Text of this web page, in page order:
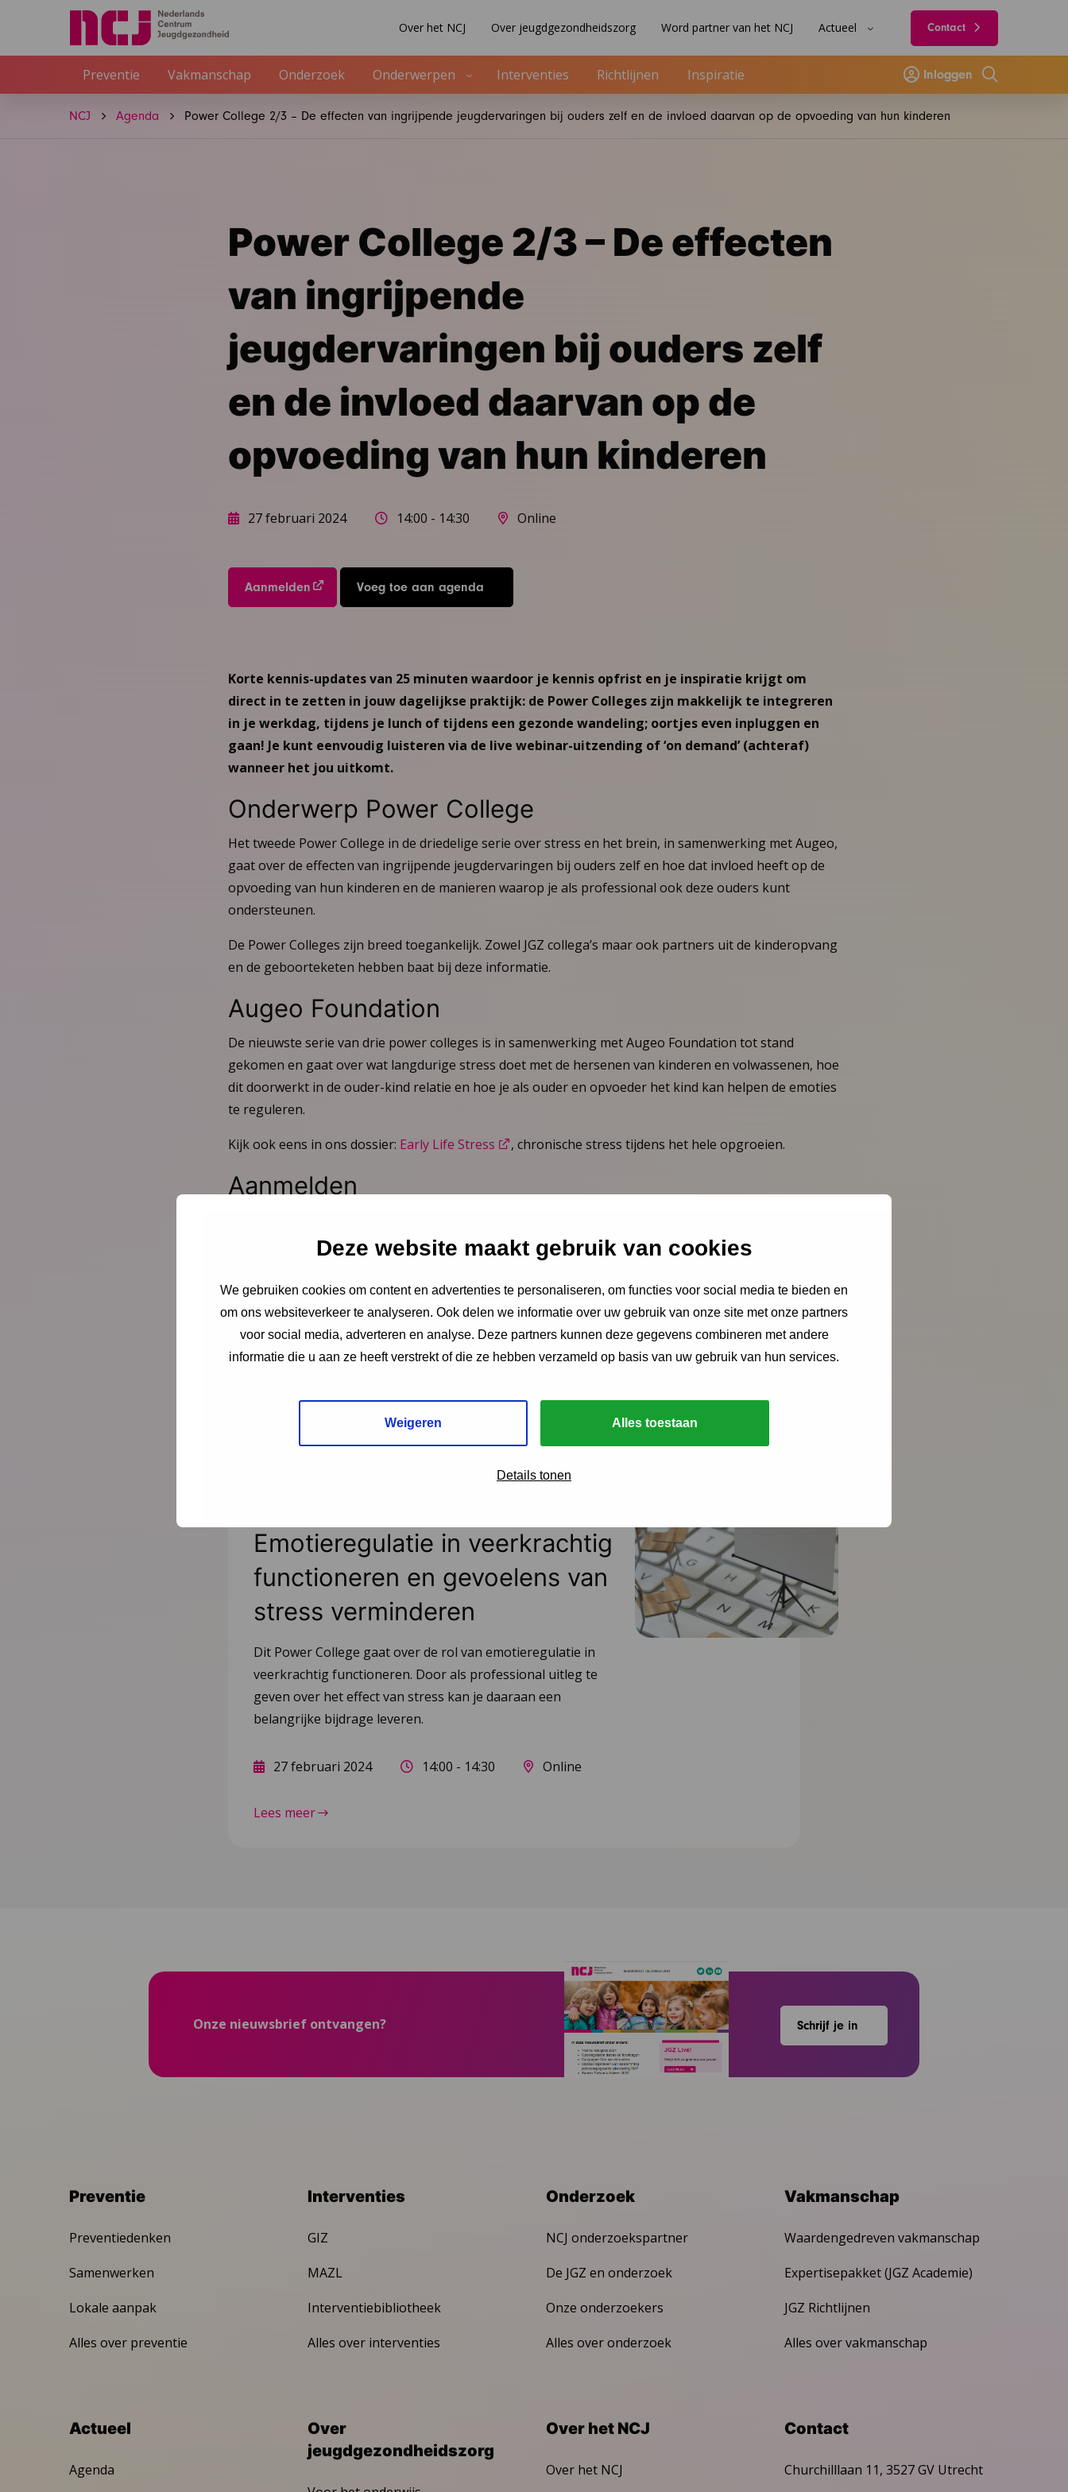
Deze website maakt gebruik van cookies
We gebruiken cookies om content en advertenties te personaliseren, om functies voor social media te bieden en
om ons websiteverkeer te analyseren. Ook delen we informatie over uw gebruik van onze site met onze partners
voor social media, adverteren en analyse. Deze partners kunnen deze gegevens combineren met andere
informatie die u aan ze heeft verstrekt of die ze hebben verzameld op basis van uw gebruik van hun services.
Weigeren Alles toestaan
Details tonen
Over het NCJ Over jeugdgezondheidszorg Word partner van het NCJ Actueel Contact
Preventie Vakmanschap Onderzoek Onderwerpen Interventies Richtlijnen Inspiratie Inloggen
Zoeken
NCJ Agenda Power College 2/3 – De effecten van ingrijpende jeugdervaringen bij ouders zelf en de invloed daarvan op de opvoeding van hun kinderen
Power College 2/3 – De effecten
van ingrijpende
jeugdervaringen bij ouders zelf
en de invloed daarvan op de
opvoeding van hun kinderen
27 februari 2024 14:00 - 14:30 Online
Aanmelden Voeg toe aan agenda
Korte kennis-updates van 25 minuten waardoor je kennis opfrist en je inspiratie krijgt om
direct in te zetten in jouw dagelijkse praktijk: de Power Colleges zijn makkelijk te integreren
in je werkdag, tijdens je lunch of tijdens een gezonde wandeling; oortjes even inpluggen en
gaan! Je kunt eenvoudig luisteren via de live webinar-uitzending of ‘on demand’ (achteraf)
wanneer het jou uitkomt.
Onderwerp Power College
Het tweede Power College in de driedelige serie over stress en het brein, in samenwerking met Augeo,
gaat over de effecten van ingrijpende jeugdervaringen bij ouders zelf en hoe dat invloed heeft op de
opvoeding van hun kinderen en de manieren waarop je als professional ook deze ouders kunt
ondersteunen.
De Power Colleges zijn breed toegankelijk. Zowel JGZ collega’s maar ook partners uit de kinderopvang
en de geboorteketen hebben baat bij deze informatie.
Augeo Foundation
De nieuwste serie van drie power colleges is in samenwerking met Augeo Foundation tot stand
gekomen en gaat over wat langdurige stress doet met de hersenen van kinderen en volwassenen, hoe
dit doorwerkt in de ouder-kind relatie en hoe je als ouder en opvoeder het kind kan helpen de emoties
te reguleren.
Kijk ook eens in ons dossier: Early Life Stress , chronische stress tijdens het hele opgroeien.
Aanmelden
meld je dan op tijd af bij NCJ-adviseurEllen-Joan Wessels .
Via LinkedIn Via WhatsApp
Meer Power Colleges
Emotieregulatie in veerkrachtig
functioneren en gevoelens van
stress verminderen
Dit Power College gaat over de rol van emotieregulatie in
veerkrachtig functioneren. Door als professional uitleg te
geven over het effect van stress kan je daaraan een
belangrijke bijdrage leveren.
27 februari 2024 14:00 - 14:30 Online
Lees meer
Onze nieuwsbrief ontvangen? Schrijf je in
Preventie
Preventiedenken
Samenwerken
Lokale aanpak
Alles over preventie
Interventies
GIZ
MAZL
Interventiebibliotheek
Alles over interventies
Onderzoek
NCJ onderzoekspartner
De JGZ en onderzoek
Onze onderzoekers
Alles over onderzoek
Vakmanschap
Waardengedreven vakmanschap
Expertisepakket (JGZ Academie)
JGZ Richtlijnen
Alles over vakmanschap
Actueel
Agenda
Over
jeugdgezondheidszorg
Over het NCJ
Over het NCJ
Contact
Churchilllaan 11, 3527 GV Utrecht